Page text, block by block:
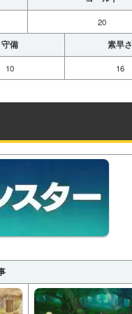
20
守備 素早さ
10 16